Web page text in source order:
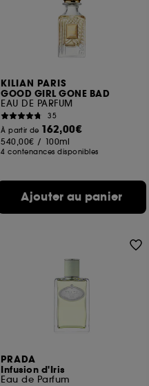
KILIAN PARIS
GOOD GIRL GONE BAD
EAU DE PARFUM
35
À partir de 162,00€
540,00€ / 100ml
4 contenances disponibles
Ajouter au panier
PRADA
Infusion d'Iris
Eau de Parfum